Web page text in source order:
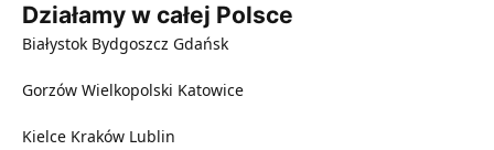
Działamy w całej Polsce
Białystok Bydgoszcz Gdańsk
Gorzów Wielkopolski Katowice
Kielce Kraków Lublin